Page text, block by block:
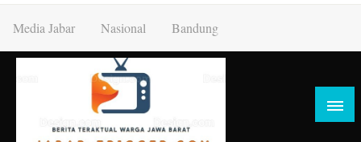
content
Media Jabar Nasional Bandung